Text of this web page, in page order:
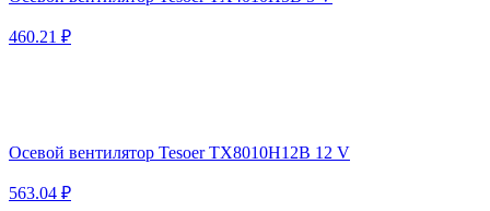
460.21 ₽
Осевой вентилятор Tesoer TX8010H12B 12 V
563.04 ₽